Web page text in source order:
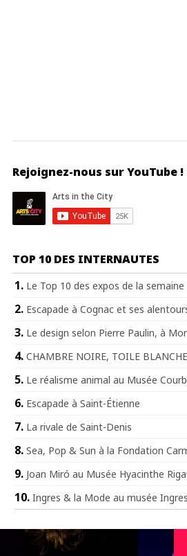
Rejoignez-nous sur YouTube !
TOP 10 DES INTERNAUTES
Le Top 10 des expos de la semaine
Escapade à Cognac et ses
Le design selon Pierre Paulin, à
CHAMBRE NOIRE, TOILE BLANCHE
Le réalisme animal au Musée
Escapade à Saint-Étienne
La rivale de Saint-Denis
Sea, Pop & Sun à la Fondation
Joan Miró au Musée Hyacinthe
Ingres & la Mode au musée